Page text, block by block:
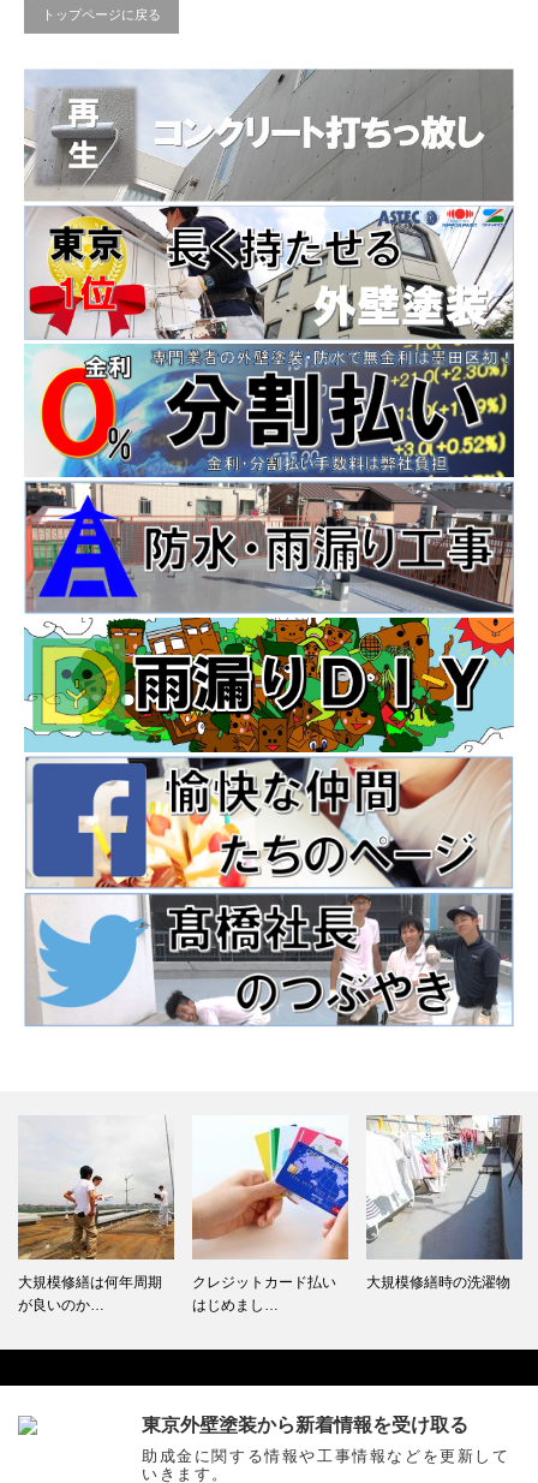
トップページに戻る
大規模修繕は何年周期
が良いのか…
クレジットカード払い
はじめまし…
大規模修繕時の洗濯物
Facebook
東京外壁塗装から新着情報を受け取る
助成金に関する情報や工事情報などを更新して
いきます。